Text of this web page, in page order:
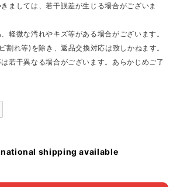
ましては、若干誤差が生じる場合がございま
軽微な汚れやキズ等がある場合がございます。
割れ等)を除き、返品交換対応は致しかねます。
若干異なる場合がございます。あらかじめご了
shipping available